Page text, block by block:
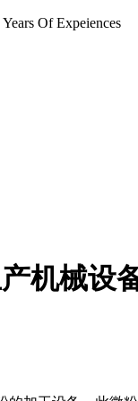
Of Expeiences
机械设